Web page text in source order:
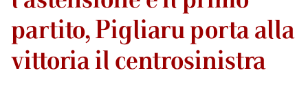
partito, Pigliaru porta alla
vittoria il centrosinistra